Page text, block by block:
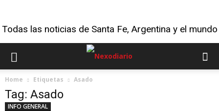
Todas las noticias de Santa Fe, Argentina y el mundo
Home Etiquetas Asado
Tag: Asado
INFO GENERAL